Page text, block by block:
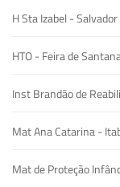
H Sta Izabel - Salvador
HTO - Feira de
Inst Brandão de
Mat Ana Catarina -
Mat de Proteção